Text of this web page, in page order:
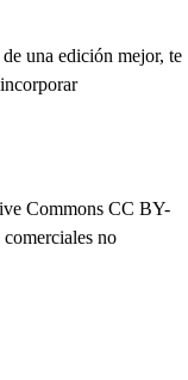
una edición mejor, te
Commons CC BY-
no